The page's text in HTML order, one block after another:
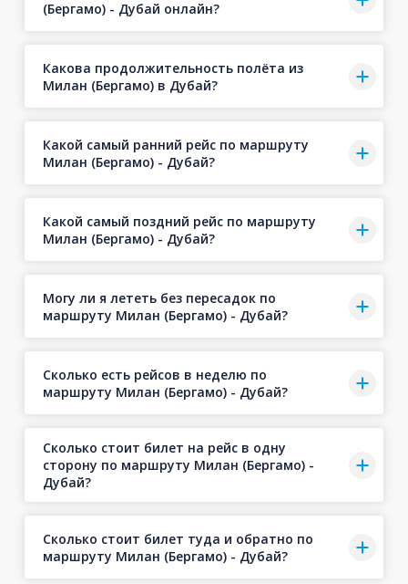
(Бергамо) - Дубай онлайн?
Какова продолжительность полёта из
Милан (Бергамо) в Дубай?
Какой самый ранний рейс по маршруту
Милан (Бергамо) - Дубай?
Какой самый поздний рейс по маршруту
Милан (Бергамо) - Дубай?
Могу ли я лететь без пересадок по
маршруту Милан (Бергамо) - Дубай?
Сколько есть рейсов в неделю по
маршруту Милан (Бергамо) - Дубай?
Сколько стоит билет на рейс в одну
сторону по маршруту Милан (Бергамо) -
Дубай?
Сколько стоит билет туда и обратно по
маршруту Милан (Бергамо) - Дубай?